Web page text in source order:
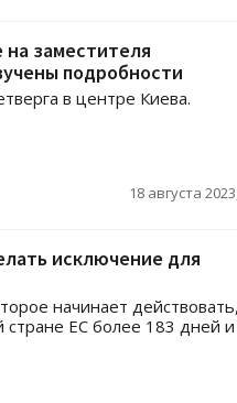
заместителя
подробности
в центре Киева.
18 августа
исключение для
начинает действовать,
стране ЕС более 183 дней и